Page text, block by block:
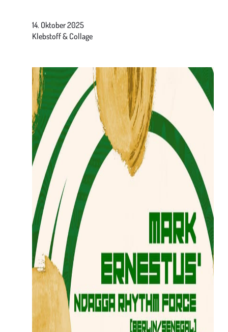
14. Oktober 2025
Klebstoff & Collage